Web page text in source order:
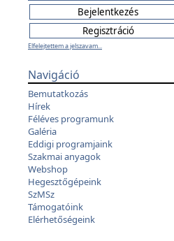
Elfelejtettem a jelszavam...
Navigáció
Bemutatkozás
Hírek
Féléves programunk
Galéria
Eddigi programjaink
Szakmai anyagok
Webshop
Hegesztőgépeink
SzMSz
Támogatóink
Elérhetőségeink